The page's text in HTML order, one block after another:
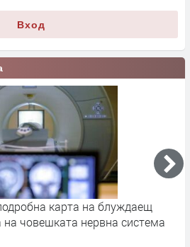
Вход
през 2029 г., но крие